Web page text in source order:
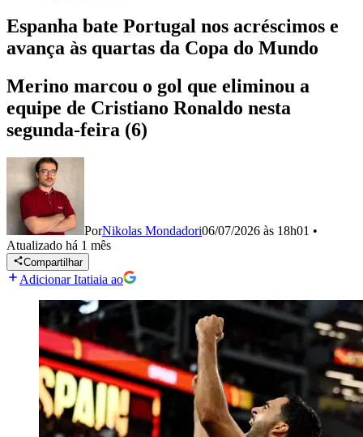
Espanha bate Portugal nos acréscimos e
avança às quartas da Copa do Mundo
Merino marcou o gol que eliminou a
equipe de Cristiano Ronaldo nesta
segunda-feira (6)
PorNikolas Mondadori06/07/2026 às 18h01 •
Atualizado há 1 mês
Compartilhar
Adicionar Itatiaia ao